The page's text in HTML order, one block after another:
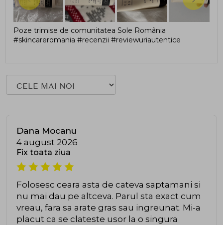
Poze trimise de comunitatea Sole România
#skincareromania #recenzii #reviewuriautentice
Dana Mocanu
4 august 2026
Fix toata ziua
Folosesc ceara asta de cateva saptamani si
nu mai dau pe altceva. Parul sta exact cum
vreau, fara sa arate gras sau ingreunat. Mi-a
placut ca se clateste usor la o singura